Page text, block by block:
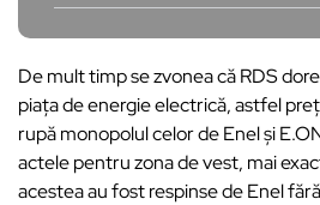
De mult timp se zvonea că RDS
piața de energie electrică, astfel
rupă monopolul celor de Enel și
actele pentru zona de vest, mai
acestea au fost respinse de Enel